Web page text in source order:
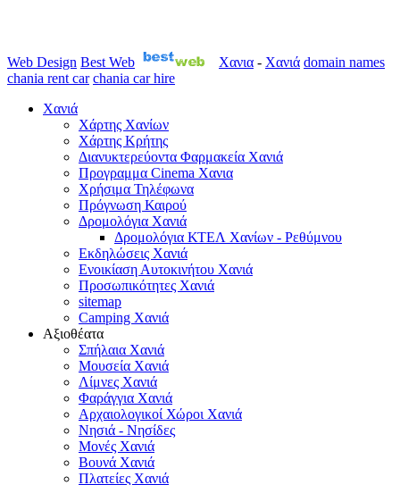
Web Design Best Web Χανια - Χανιά domain names
chania rent car chania car hire
Χανιά
Χάρτης Χανίων
Χάρτης Κρήτης
Διανυκτερεύοντα Φαρμακεία Χανιά
Προγραμμα Cinema Χανια
Χρήσιμα Τηλέφωνα
Πρόγνωση Καιρού
Δρομολόγια Χανιά
Δρομολόγια ΚΤΕΛ Χανίων - Ρεθύμνου
Εκδηλώσεις Χανιά
Ενοικίαση Αυτοκινήτου Χανιά
Προσωπικότητες Χανιά
sitemap
Camping Χανιά
Αξιοθέατα
Σπήλαια Χανιά
Μουσεία Χανιά
Λίμνες Χανιά
Φαράγγια Χανιά
Αρχαιολογικοί Χώροι Χανιά
Νησιά - Νησίδες
Μονές Χανιά
Βουνά Χανιά
Πλατείες Χανιά